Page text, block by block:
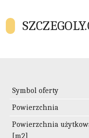
Symbol oferty
Powierzchnia
Powierzchnia
[m2]